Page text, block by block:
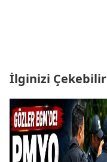
İlginizi Çekebilir